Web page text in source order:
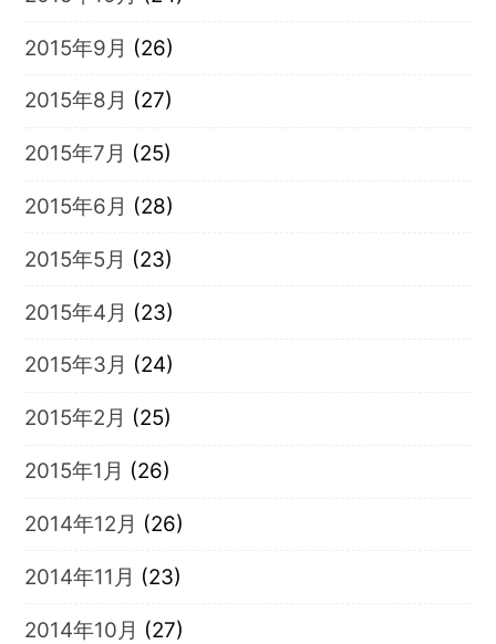
2015年9月 (26)
2015年8月 (27)
2015年7月 (25)
2015年6月 (28)
2015年5月 (23)
2015年4月 (23)
2015年3月 (24)
2015年2月 (25)
2015年1月 (26)
2014年12月 (26)
2014年11月 (23)
2014年10月 (27)